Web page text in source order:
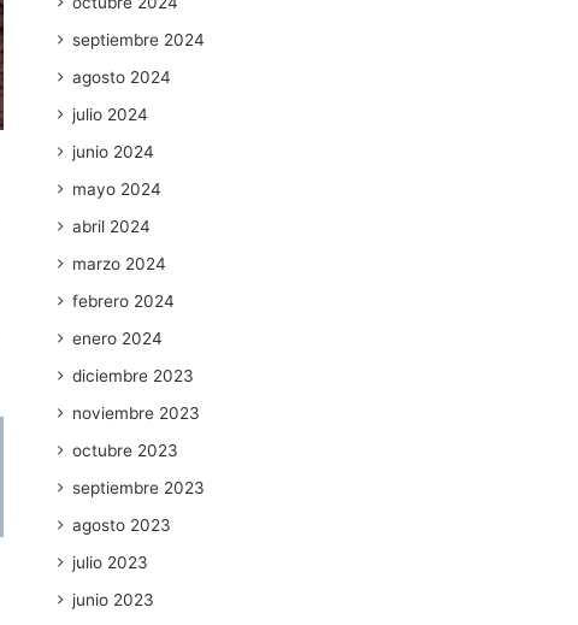
septiembre 2024
agosto 2024
julio 2024
junio 2024
mayo 2024
abril 2024
marzo 2024
febrero 2024
enero 2024
diciembre 2023
noviembre 2023
octubre 2023
septiembre 2023
agosto 2023
julio 2023
junio 2023